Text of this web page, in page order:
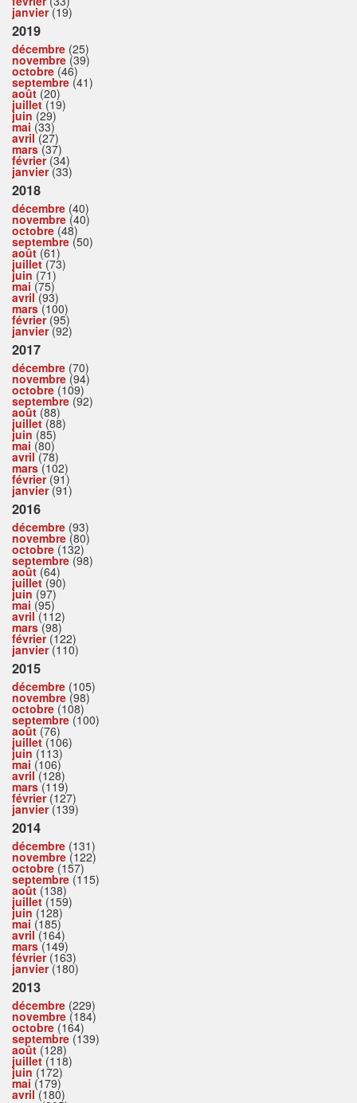
janvier(19)
2019
décembre (25)
novembre (39)
octobre (46)
septembre (41)
août (20)
juillet(19)
juin (29)
mai (33)
avril(27)
mars(37)
février(34)
janvier(33)
2018
décembre (40)
novembre (40)
octobre (48)
septembre (50)
août (61)
juillet(73)
juin (71)
mai (75)
avril(93)
mars(100)
février(95)
janvier(92)
2017
décembre (70)
novembre (94)
octobre (109)
septembre (92)
août (88)
juillet(88)
juin (85)
mai (80)
avril(78)
mars(102)
février(91)
janvier(91)
2016
décembre (93)
novembre (80)
octobre (132)
septembre (98)
août (64)
juillet(90)
juin (97)
mai (95)
avril(112)
mars(98)
février(122)
janvier(110)
2015
décembre (105)
novembre (98)
octobre (108)
septembre (100)
août (76)
juillet(106)
juin (113)
mai (106)
avril(128)
mars(119)
février(127)
janvier(139)
2014
décembre (131)
novembre (122)
octobre (157)
septembre (115)
août (138)
juillet(159)
juin (128)
mai (185)
avril(164)
mars(149)
février(163)
janvier(180)
2013
décembre (229)
novembre (184)
octobre (164)
septembre (139)
août (128)
juillet(118)
juin (172)
mai (179)
avril(180)